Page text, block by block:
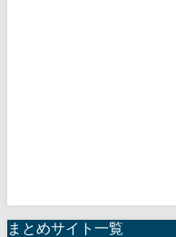
まとめサイト一覧